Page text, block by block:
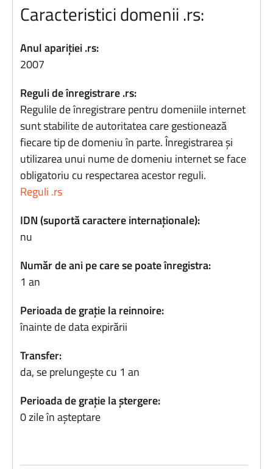
Caracteristici domenii .rs:
Anul apariției .rs:
2007
Reguli de înregistrare .rs:
Regulile de înregistrare pentru domeniile internet
sunt stabilite de autoritatea care gestionează
fiecare tip de domeniu în parte. Înregistrarea și
utilizarea unui nume de domeniu internet se face
obligatoriu cu respectarea acestor reguli.
Reguli .rs
IDN (suportă caractere internaționale):
nu
Număr de ani pe care se poate înregistra:
1 an
Perioada de grație la reinnoire:
înainte de data expirării
Transfer:
da, se prelungește cu 1 an
Perioada de grație la ștergere:
0 zile în așteptare